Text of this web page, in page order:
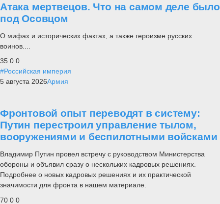
Атака мертвецов. Что на самом деле было
под Осовцом
О мифах и исторических фактах, а также героизме русских
воинов....
35 0 0
#Российская империя
5 августа 2026Армия
Фронтовой опыт переводят в систему:
Путин перестроил управление тылом,
вооружениями и беспилотными войсками
Владимир Путин провел встречу с руководством Министерства
обороны и объявил сразу о нескольких кадровых решениях.
Подробнее о новых кадровых решениях и их практической
значимости для фронта в нашем материале.
70 0 0